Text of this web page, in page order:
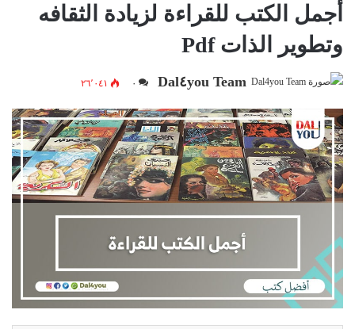
أجمل الكتب للقراءة لزيادة الثقافه
وتطوير الذات Pdf
Dal٤you Team ٠ ٢٦٬٠٤١